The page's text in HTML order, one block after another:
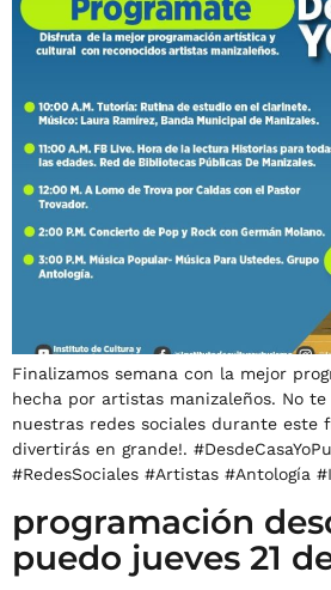
Finalizamos semana con la mejor
hecha por artistas manizaleños. No
nuestras redes sociales durante este
divertirás en grande!.
#RedesSociales #Artistas #Antología
programación
puedo jueves 21